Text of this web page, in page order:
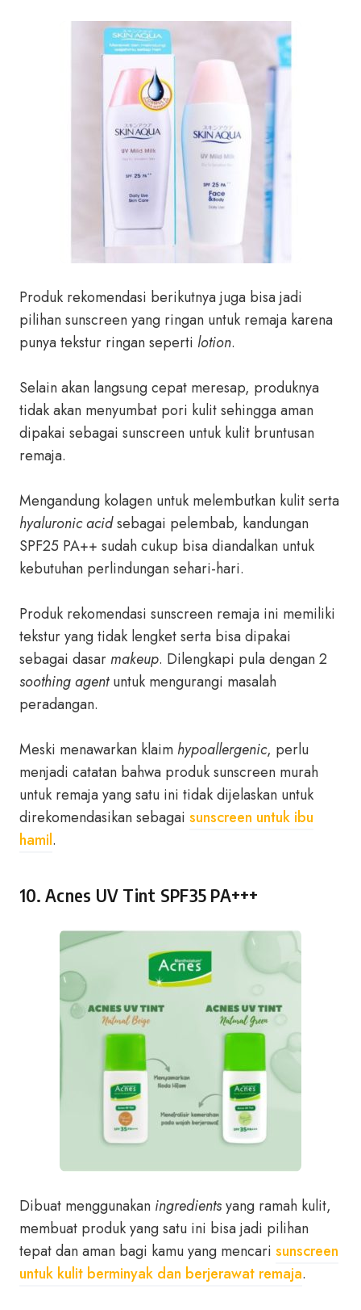
Produk rekomendasi berikutnya juga bisa jadi
pilihan sunscreen yang ringan untuk remaja karena
punya tekstur ringan seperti lotion.
Selain akan langsung cepat meresap, produknya
tidak akan menyumbat pori kulit sehingga aman
dipakai sebagai sunscreen untuk kulit bruntusan
remaja.
Mengandung kolagen untuk melembutkan kulit serta
hyaluronic acidsebagai pelembab, kandungan
SPF25 PA++ sudah cukup bisa diandalkan untuk
kebutuhan perlindungan sehari-hari.
Produk rekomendasi sunscreen remaja ini memiliki
tekstur yang tidak lengket serta bisa dipakai
sebagai dasarmakeup. Dilengkapi pula dengan 2
soothing agentuntuk mengurangi masalah
peradangan.
Meski menawarkan klaim hypoallergenic, perlu
menjadi catatan bahwa produk sunscreen murah
untuk remaja yang satu ini tidak dijelaskan untuk
direkomendasikan sebagai sunscreen untuk ibu
hamil.
10. Acnes UV Tint SPF35 PA+++
Dibuat menggunakan ingredientsyang ramah kulit,
membuat produk yang satu ini bisa jadi pilihan
tepat dan aman bagi kamu yang mencari sunscreen
untuk kulit berminyak dan berjerawat remaja.